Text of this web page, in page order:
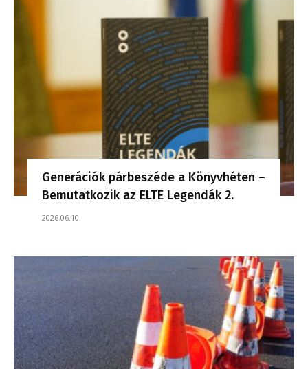
Generációk párbeszéde a Könyvhéten –
Bemutatkozik az ELTE Legendák 2.
2026.06.10.